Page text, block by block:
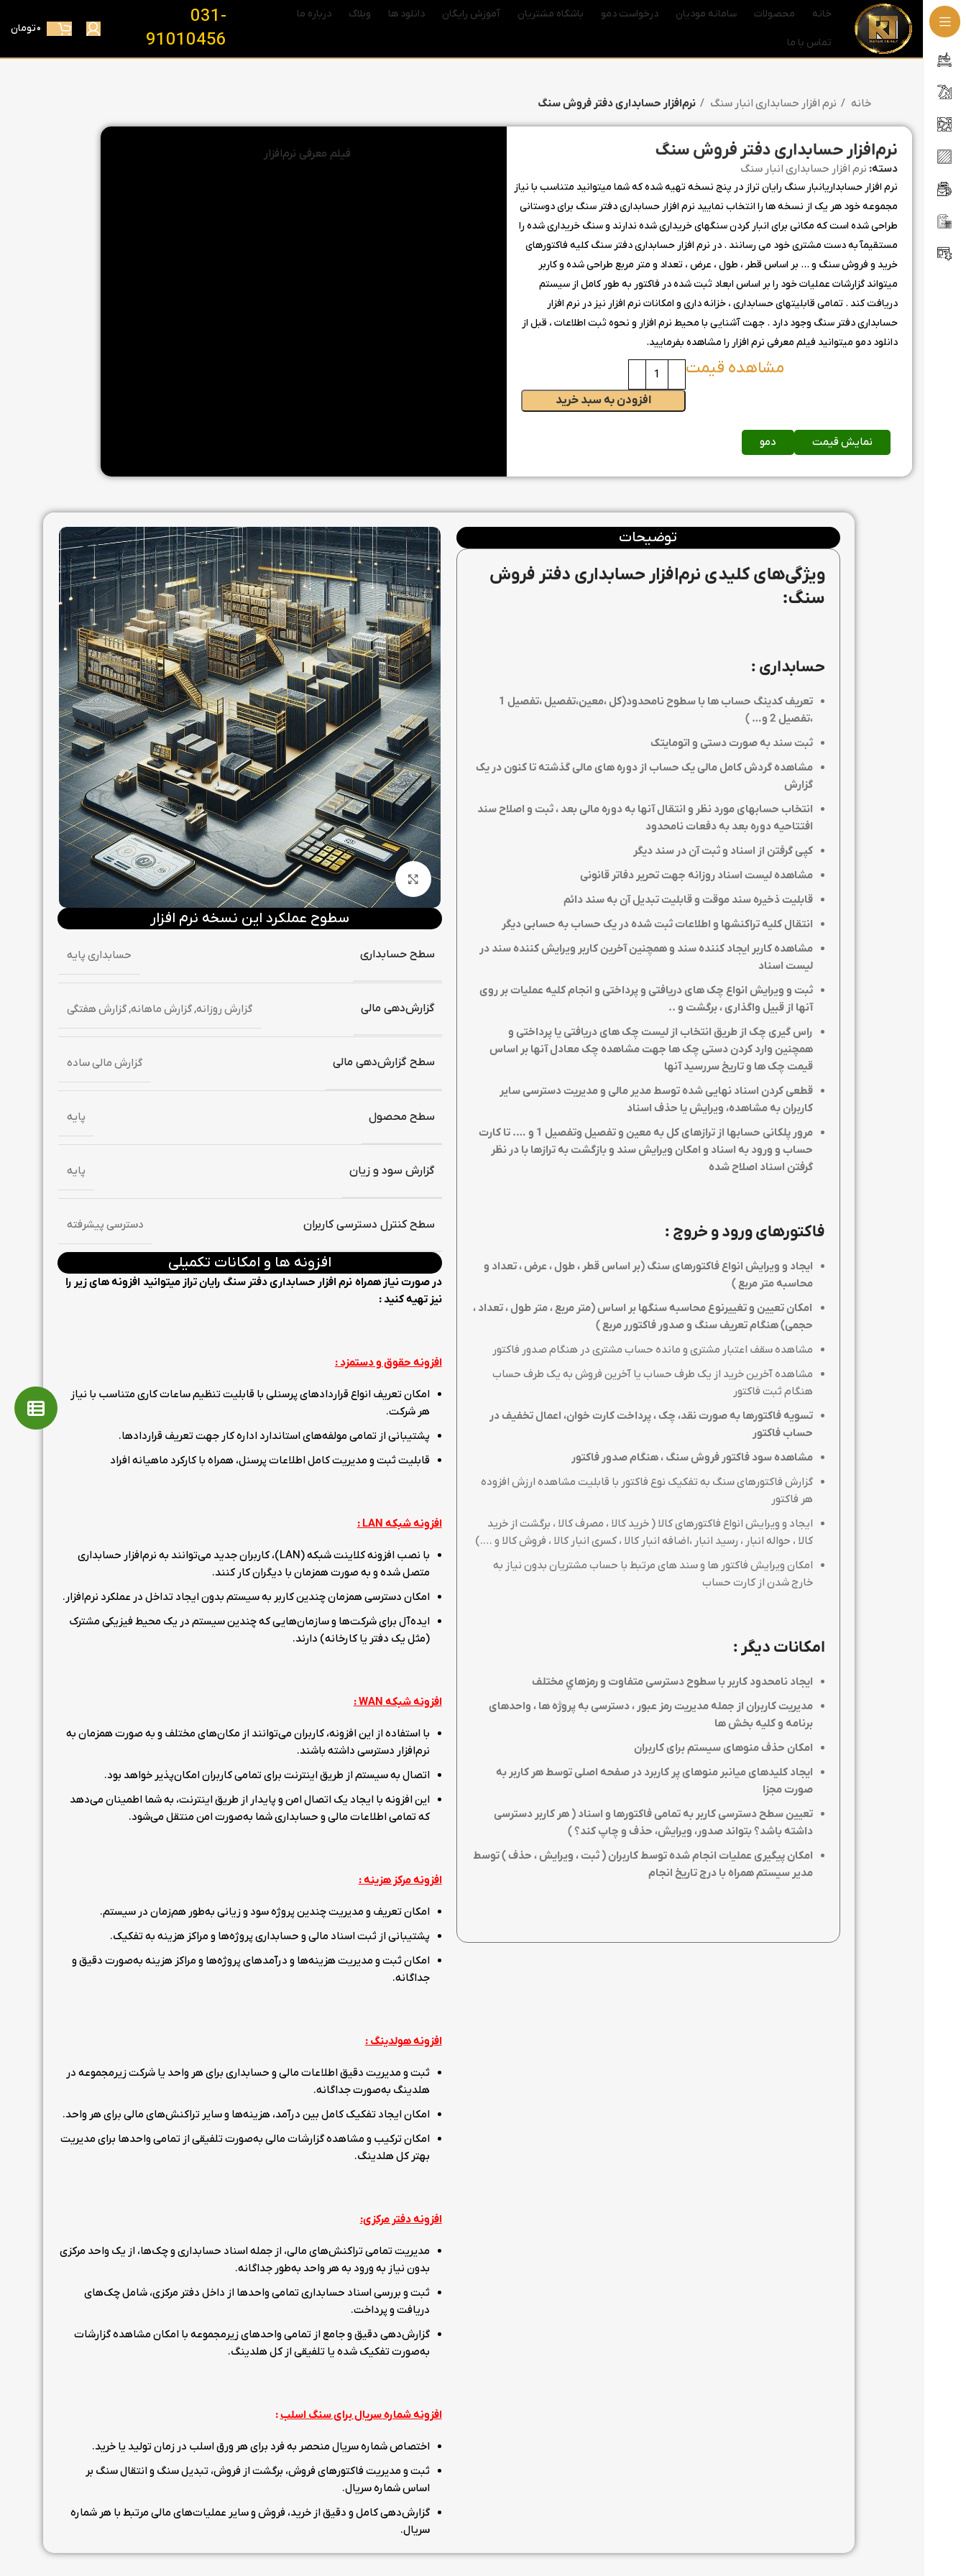
خانه محصولات سامانه مودیان درخواست دمو باشگاه مشتریان آموزش رایگان دانلود ها وبلاگ درباره ما
تماس با ما
031-
91010456
۰تومان
خانه نرم افزار حسابداری انبار سنگ نرم‌افزار حسابداری دفتر فروش سنگ
نرم‌افزار حسابداری دفتر فروش سنگ
دسته: نرم افزار حسابداری انبار سنگ
نرم افزار حسابداریانبار سنگ رایان تراز در پنج نسخه تهیه شده که شما میتوانید متناسب با نیاز
مجموعه خود هر یک از نسخه ها را انتخاب نمایید نرم افزار حسابداری دفتر سنگ برای دوستانی
طراحی شده است که مکانی برای انبار کردن سنگهای خریداری شده ندارند و سنگ خریداری شده را
مستقیمآ به دست مشتری خود می رسانند . در نرم افزار حسابداری دفتر سنگ کلیه فاکتورهای
خرید و فروش سنگ و … بر اساس قطر ، طول ، عرض ، تعداد و متر مربع طراحی شده و کاربر
میتواند گزارشات عملیات خود را بر اساس ابعاد ثبت شده در فاکتور به طور کامل از سیستم
دریافت کند . تمامی قابلیتهای حسابداری ، خزانه داری و امکانات نرم افزار نیز در نرم افزار
حسابداری دفتر سنگ وجود دارد . جهت آشنایی با محیط نرم افزار و نحوه ثبت اطلاعات ، قبل از
دانلود دمو میتوانید فیلم معرفی نرم افزار را مشاهده بفرمایید.
افزودن به سبد خرید
نمایش قیمت دمو
فیلم معرفی نرم‌افزار
توضیحات
ویژگی‌های کلیدی نرم‌افزار حسابداری دفتر فروش
سنگ:
حسابداری :
تعریف کدینگ حساب ها با سطوح نامحدود(کل ،معین،تفصیل ،تفصیل 1
،تفصیل 2 و
… )
ثبت سند به صورت دستی و اتومایتک
مشاهده گردش کامل مالی یک حساب از دوره های مالی گذشته تا کنون در یک
گزارش
انتخاب حسابهای مورد نظر و انتقال آنها به دوره مالی بعد ، ثبت و اصلاح سند
افتتاحیه دوره بعد به دفعات نامحدود
کپی گرفتن از اسناد و ثبت آن در سند دیگر
مشاهده لیست اسناد روزانه جهت تحریر دفاتر قانونی
قابلیت ذخیره سند موقت و قابلیت تبدیل آن به سند دائم
انتقال کلیه تراکنشها و اطلاعات ثبت شده در یک حساب به حسابی دیگر
مشاهده کاربر ایجاد کننده سند و همچنین آخرین کاربر ویرایش کننده سند در
لیست اسناد
ثبت و ویرایش انواع چک های دریافتی و پرداختی و انجام کلیه عملیات بر روی
آنها از قبیل واگذاری ، برگشت و ..
راس گیری چک از طریق انتخاب از لیست چک های دریافتی یا پرداختی و
همچنین وارد کردن دستی چک ها جهت مشاهده چک معادل آنها بر اساس
قیمت چک ها و تاریخ سررسید آنها
قطعی کردن اسناد نهایی شده توسط مدیر مالی و مدیریت دسترسی سایر
کاربران به مشاهده، ویرایش یا حذف اسناد
مرور پلکانی حسابها از ترازهای کل به معین و تفصیل وتفصیل 1 و …. تا کارت
حساب و ورود به اسناد و امکان ویرایش سند و بازگشت به ترازها با در نظر
گرفتن اسناد اصلاح شده
فاکتورهای ورود و خروج :
ایجاد و ویرایش انواع فاکتورهای سنگ (بر اساس قطر ، طول ، عرض ، تعداد و
محاسبه متر مربع )
امکان تعیین و تغییرنوع محاسبه سنگها بر اساس (متر مربع ، متر طول ، تعداد ،
حجمی) هنگام تعریف سنگ و صدور فاکتورر مربع)
مشاهده سقف اعتبار مشتری و مانده حساب مشتری در هنگام صدور فاکتور
مشاهده آخرین خرید از یک طرف حساب یا آخرین فروش به یک طرف حساب
هنگام ثبت فاکتور
تسویه فاکتورها به صورت نقد، چک ، پرداخت کارت خوان، اعمال تخفیف در
حساب فاکتور
مشاهده سود فاکتور فروش سنگ ، هنگام صدور فاکتور
گزارش فاکتورهای سنگ به تفکیک نوع فاکتور با قابلیت مشاهده ارزش افزوده
هر فاکتور
ایجاد و ویرایش انواع فاکتورهای کالا ( خرید کالا ، مصرف کالا ، برگشت از خرید
کالا ، حواله انبار ، رسید انبار ،اضافه انبار کالا ، کسری انبار کالا ، فروش کالا و ….)
امکان ویرایش فاکتور ها و سند های مرتبط با حساب مشتریان بدون نیاز به
خارج شدن از کارت حساب
امکانات دیگر:
ايجاد نامحدود كاربر با سطوح دسترسی متفاوت و رمزهاي مختلف
مدیریت کاربران از جمله مدیریت رمز عبور ، دسترسی به پروژه ها ، واحدهای
برنامه و کلیه بخش ها
امکان حذف منوهای سیستم برای کاربران
ایجاد کلیدهای میانبر منوهای پر کاربرد در صفحه اصلی توسط هر کاربر به
صورت مجزا
تعیین سطح دسترسی کاربر به تمامی فاکتورها و اسناد ( هر کاربر دسترسی
داشته باشد؟ بتواند صدور، ویرایش، حذف و چاپ کند؟ )
امکان پیگیری عملیات انجام شده توسط کاربران ( ثبت ، ویرایش ، حذف ) توسط
مدیر سیستم همراه با درج تاریخ انجام
بزرگنمایی تصویر
سطوح عملکرد این نسخه نرم افزار
سطح حسابداری حسابداری پایه
گزارش‌دهی مالی گزارش روزانه, گزارش ماهانه, گزارش هفتگی
سطح گزارش‌دهی مالی گزارش مالی ساده
سطح محصول پایه
گزارش‌ سود و زیان پایه
سطح کنترل دسترسی کاربران دسترسی پیشرفته
افزونه ها و امکانات تکمیلی
در صورت نیاز همراه نرم افزار حسابداریدفتر سنگ رایان تراز میتوانید افزونه های زیر را
نیز تهیه کنید :
افزونه حقوق و دستمزد :
امکان تعریف انواع قراردادهای پرسنلی با قابلیت تنظیم ساعات کاری متناسب با نیاز
هر شرکت.
پشتیبانی از تمامی مولفه‌های استاندارد اداره کار جهت تعریف قراردادها.
قابلیت ثبت و مدیریت کامل اطلاعات پرسنل، همراه با کارکرد ماهیانه افراد
افزونه شبکهLAN
:
با نصب افزونه کلاینت شبکه (LAN)، کاربران جدید می‌توانند به نرم‌افزار حسابداری
متصل شده و به صورت همزمان با دیگران کار کنند.
امکان دسترسی همزمان چندین کاربر به سیستم بدون ایجاد تداخل در عملکرد نرم‌افزار.
ایده‌آل برای شرکت‌ها و سازمان‌هایی که چندین سیستم در یک محیط فیزیکی مشترک
(مثل یک دفتر یا کارخانه) دارند.
افزونه شبکهWAN
:
با استفاده از این افزونه، کاربران می‌توانند از مکان‌های مختلف و به صورت همزمان به
نرم‌افزار دسترسی داشته باشند.
اتصال به سیستم از طریق اینترنت برای تمامی کاربران امکان‌پذیر خواهد بود.
این افزونه با ایجاد یک اتصال امن و پایدار از طریق اینترنت، به شما اطمینان می‌دهد
که تمامی اطلاعات مالی و حسابداری شما به‌صورت امن منتقل می‌شود.
افزونه مرکز هزینه :
امکان تعریف و مدیریت چندین پروژه سود و زیانی به‌طور هم‌زمان در سیستم.
پشتیبانی از ثبت اسناد مالی و حسابداری پروژه‌ها و مراکز هزینه به تفکیک.
امکان ثبت و مدیریت هزینه‌ها و درآمدهای پروژه‌ها و مراکز هزینه به‌صورت دقیق و
جداگانه.
افزونه هولدینگ :
ثبت و مدیریت دقیق اطلاعات مالی و حسابداری برای هر واحد یا شرکت زیرمجموعه در
هلدینگ به‌صورت جداگانه.
امکان ایجاد تفکیک کامل بین درآمد، هزینه‌ها و سایر تراکنش‌های مالی برای هر واحد.
امکان ترکیب و مشاهده گزارشات مالی به‌صورت تلفیقی از تمامی واحدها برای مدیریت
بهتر کل هلدینگ.
افزونه دفتر مرکزی:
مدیریت تمامی تراکنش‌های مالی، از جمله اسناد حسابداری و چک‌ها، از یک واحد مرکزی
بدون نیاز به ورود به هر واحد به‌طور جداگانه.
ثبت و بررسی اسناد حسابداری تمامی واحدها از داخل دفتر مرکزی، شامل چک‌های
دریافت و پرداخت.
گزارش‌دهی دقیق و جامع از تمامی واحدهای زیرمجموعه با امکان مشاهده گزارشات
به‌صورت تفکیک شده یا تلفیقی از کل هلدینگ.
افزونه شماره سریال برای سنگ اسلب:
اختصاص شماره سریال منحصر به فرد برای هر ورق اسلب در زمان تولید یا خرید.
ثبت و مدیریت فاکتورهای فروش، برگشت از فروش، تبدیل سنگ و انتقال سنگ بر
اساس شماره سریال.
گزارش‌دهی کامل و دقیق از خرید، فروش و سایر عملیات‌های مالی مرتبط با هر شماره
سریال.